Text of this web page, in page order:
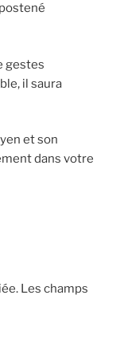
gestes
il saura
et son
dans votre
Les champs